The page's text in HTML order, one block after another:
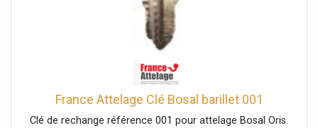
France Attelage Clé Bosal barillet 001
Clé de rechange référence 001 pour attelage Bosal Oris.